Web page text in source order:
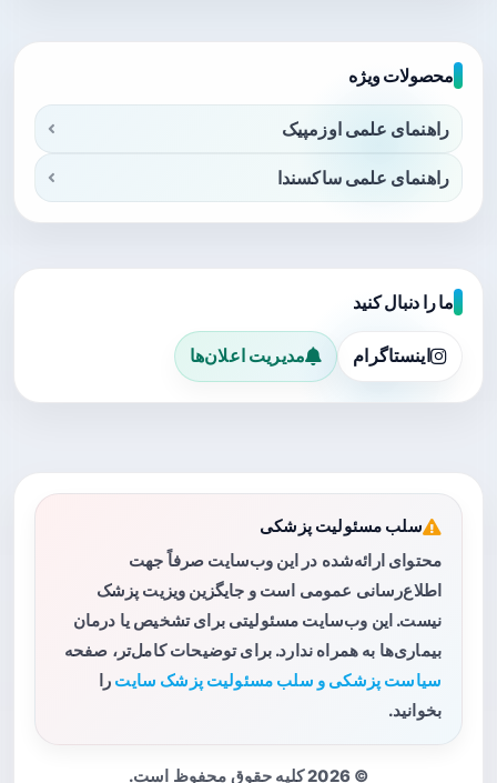
محصولات ویژه
راهنمای علمی اوزمپیک
راهنمای علمی ساکسندا
ما را دنبال کنید
اینستاگرام مدیریت اعلان‌ها
سلب مسئولیت پزشکی
محتوای ارائه‌شده در این وب‌سایت صرفاً جهت
اطلاع‌رسانی عمومی است و جایگزین ویزیت پزشک
نیست. این وب‌سایت مسئولیتی برای تشخیص یا درمان
بیماری‌ها به همراه ندارد. برای توضیحات کامل‌تر، صفحه
سیاست پزشکی و سلب مسئولیت پزشک سایت را
بخوانید.
© 2026 کلیه حقوق محفوظ است.